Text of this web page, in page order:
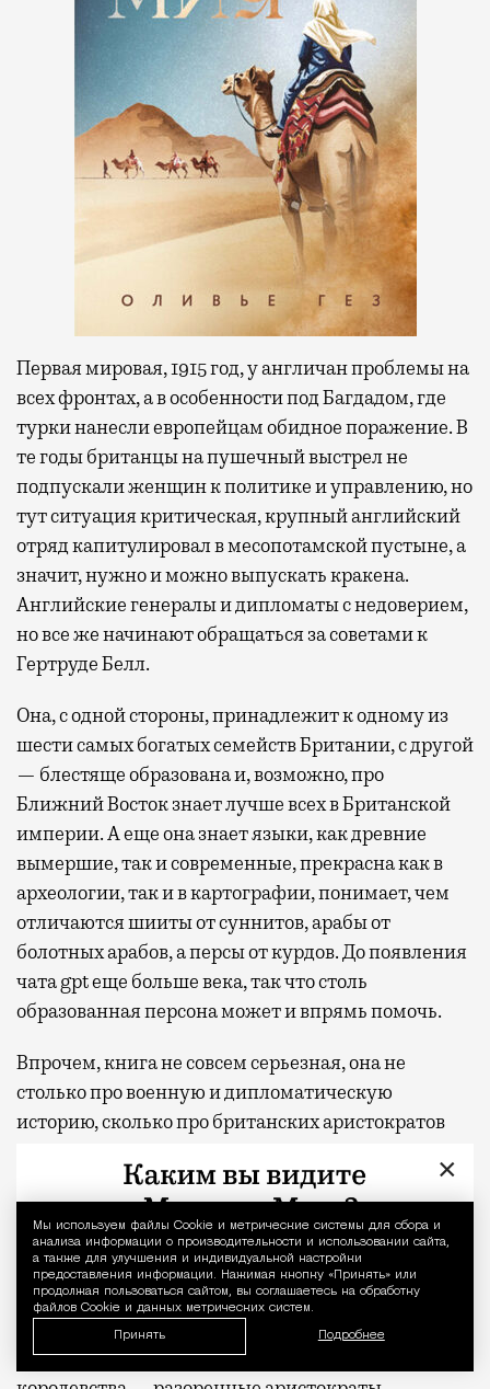
Уведомление
Мы используем файлы Сookie и метрические системы для сбора и
анализа информации о производительности и использовании сайта,
а также для улучшения и индивидуальной настройки
предоставления информации. Нажимая кнопку «Принять» или
продолжая пользоваться сайтом, вы соглашаетесь на обработку
файлов Cookie и данных метрических систем.
Принять Подробнее
Первая мировая, 1915 год, у англичан проблемы на
всех фронтах, а в особенности под Багдадом, где
турки нанесли европейцам обидное поражение. В
те годы британцы на пушечный выстрел не
подпускали женщин к политике и управлению, но
тут ситуация критическая, крупный английский
отряд капитулировал в месопотамской пустыне, а
значит, нужно и можно выпускать кракена.
Английские генералы и дипломаты с недоверием,
но все же начинают обращаться за советами к
Гертруде Белл.
Она, с одной стороны, принадлежит к одному из
шести самых богатых семейств Британии, с другой
— блестяще образована и, возможно, про
Ближний Восток знает лучше всех в Британской
империи. А еще она знает языки, как древние
вымершие, так и современные, прекрасна как в
археологии, так и в картографии, понимает, чем
отличаются шииты от суннитов, арабы от
болотных арабов, а персы от курдов. До появления
чата gpt еще больше века, так что столь
образованная персона может и впрямь помочь.
Впрочем, книга не совсем серьезная, она не
столько про военную и дипломатическую
историю, сколько про британских аристократов
которые жили то веселой, то грустной, но полной
«Замки его (Лоуренса Аравийского) очаровали, а
вот французы запомнились как лавочники,
юристы и приземленные мелкие буржуа.
Гертруда считала их развратными наглецами,
неспроста ведь отъявленные негодяи британского
×